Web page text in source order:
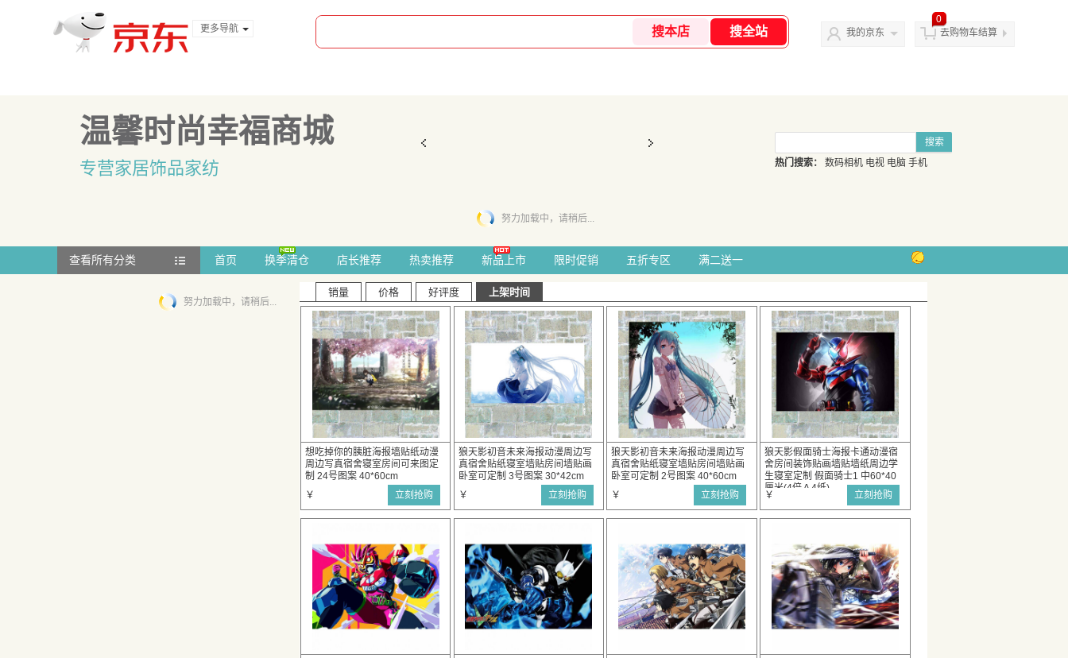
更多导航
我的京东
0
去购物车结算
温馨时尚幸福商城
专营家居饰品家纺
搜索
热门搜索：
数码相机 电视 电脑 手机
努力加载中，请稍后...
查看所有分类 首页 换季清仓 店长推荐 热卖推荐 新品上市 限时促销 五折专区 满二送一
努力加载中，请稍后...
销量 价格 好评度 上架时间
想吃掉你的胰脏海报墙贴纸动漫
周边写真宿舍寝室房间可来图定
制 24号图案 40*60cm
￥
立刻抢购
狼天影初音未来海报动漫周边写
真宿舍贴纸寝室墙贴房间墙贴画
卧室可定制 3号图案 30*42cm
￥
立刻抢购
狼天影初音未来海报动漫周边写
真宿舍贴纸寝室墙贴房间墙贴画
卧室可定制 2号图案 40*60cm
￥
立刻抢购
狼天影假面骑士海报卡通动漫宿
舍房间装饰贴画墙贴墙纸周边学
生寝室定制 假面骑士1 中60*40
厘米(4倍Ａ4纸)
￥ 立刻抢购